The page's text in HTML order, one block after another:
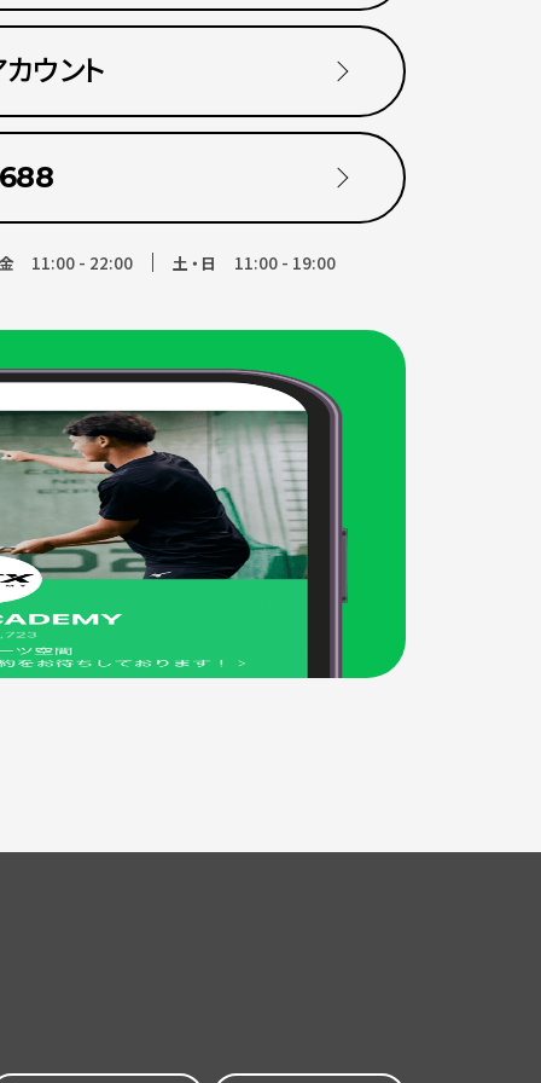
ウント
11:00 - 22:00 土・日 11:00 - 19:00